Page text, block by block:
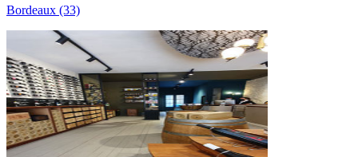
Bordeaux (33)